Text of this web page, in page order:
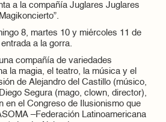
a la compañía Juglares Juglares
8, martes 10 y miércoles 11 de
a la gorra.
compañía de variedades
la magia, el teatro, la música y el
de Alejandro del Castillo (músico,
Segura (mago, clown, director),
en el Congreso de Ilusionismo que
–Federación Latinoamericana